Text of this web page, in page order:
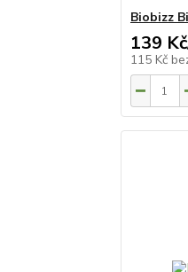
Biobizz
139 Kč
115 Kč